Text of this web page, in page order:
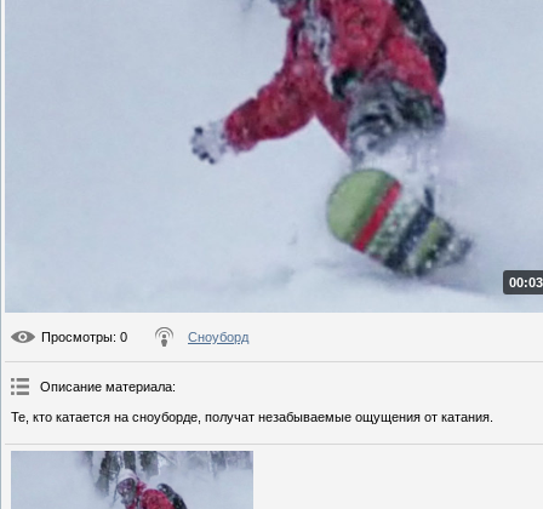
Просмотры: 0 Сноуборд
Описание материала:
Те, кто катается на сноуборде, получат незабываемые ощущения от катания.